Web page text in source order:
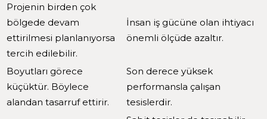
Projenin birden çok
bölgede devam
ettirilmesi planlanıyorsa
tercih edilebilir.
İnsan iş gücüne olan ihtiyacı
önemli ölçüde azaltır.
Boyutları görece
küçüktür. Böylece
alandan tasarruf ettirir.
Son derece yüksek
performansla çalışan
tesislerdir.